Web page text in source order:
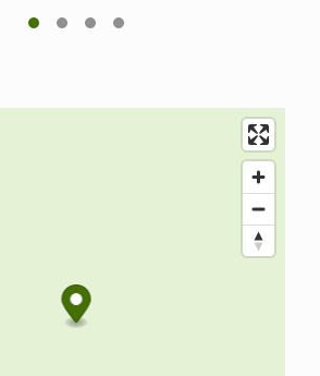
Düngung ist hier nicht nötig. Seit
per Hand gepflückt, dadurch
optimalen Reife ernten. Wir bauen die
der Heidelbeere an, die wächst über
muss nicht im Hocken gepflückt werden,
nach dem Pflücken in Pappschalen verpackt
zu unseren regionalen Direktvermarkter,
von Mitte Juli bis Ende August montags
Uhr bis 18:00 Uhr geöffnet.